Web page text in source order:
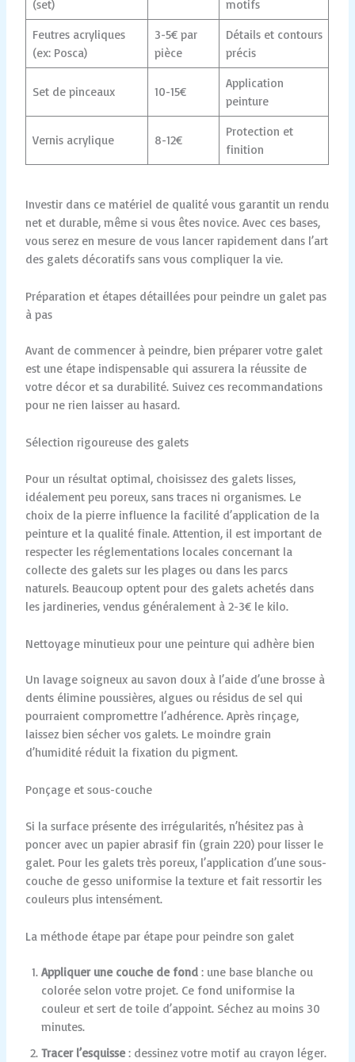
(set)
motifs
Feutres acryliques
(ex: Posca)
3-5€ par
pièce
Détails et contours
précis
Set de pinceaux 10-15€
Application
peinture
Vernis acrylique 8-12€
Protection et
finition
Investir dans ce matériel de qualité vous garantit un rendu
net et durable, même si vous êtes novice. Avec ces bases,
vous serez en mesure de vous lancer rapidement dans l’art
des galets décoratifs sans vous compliquer la vie.
Préparation et étapes détaillées pour peindre un galet pas
à pas
Avant de commencer à peindre, bien préparer votre galet
est une étape indispensable qui assurera la réussite de
votre décor et sa durabilité. Suivez ces recommandations
pour ne rien laisser au hasard.
Sélection rigoureuse des galets
Pour un résultat optimal, choisissez des galets lisses,
idéalement peu poreux, sans traces ni organismes. Le
choix de la pierre influence la facilité d’application de la
peinture et la qualité finale. Attention, il est important de
respecter les réglementations locales concernant la
collecte des galets sur les plages ou dans les parcs
naturels. Beaucoup optent pour des galets achetés dans
les jardineries, vendus généralement à 2-3€ le kilo.
Nettoyage minutieux pour une peinture qui adhère bien
Un lavage soigneux au savon doux à l’aide d’une brosse à
dents élimine poussières, algues ou résidus de sel qui
pourraient compromettre l’adhérence. Après rinçage,
laissez bien sécher vos galets. Le moindre grain
d’humidité réduit la fixation du pigment.
Ponçage et sous-couche
Si la surface présente des irrégularités, n’hésitez pas à
poncer avec un papier abrasif fin (grain 220) pour lisser le
galet. Pour les galets très poreux, l’application d’une sous-
couche de gesso uniformise la texture et fait ressortir les
couleurs plus intensément.
La méthode étape par étape pour peindre son galet
Appliquer une couche de fond : une base blanche ou
colorée selon votre projet. Ce fond uniformise la
couleur et sert de toile d’appoint. Séchez au moins 30
minutes.
Tracer l’esquisse: dessinez votre motif au crayon léger.